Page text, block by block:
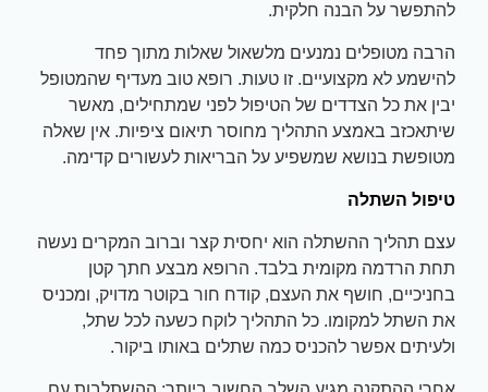
להתפשר על הבנה חלקית.
הרבה מטופלים נמנעים מלשאול שאלות מתוך פחד
להישמע לא מקצועיים. זו טעות. רופא טוב מעדיף שהמטופל
יבין את כל הצדדים של הטיפול לפני שמתחילים, מאשר
שיתאכזב באמצע התהליך מחוסר תיאום ציפיות. אין שאלה
מטופשת בנושא שמשפיע על הבריאות לעשורים קדימה.
טיפול השתלה
עצם תהליך ההשתלה הוא יחסית קצר וברוב המקרים נעשה
תחת הרדמה מקומית בלבד. הרופא מבצע חתך קטן
בחניכיים, חושף את העצם, קודח חור בקוטר מדויק, ומכניס
את השתל למקומו. כל התהליך לוקח כשעה לכל שתל,
ולעיתים אפשר להכניס כמה שתלים באותו ביקור.